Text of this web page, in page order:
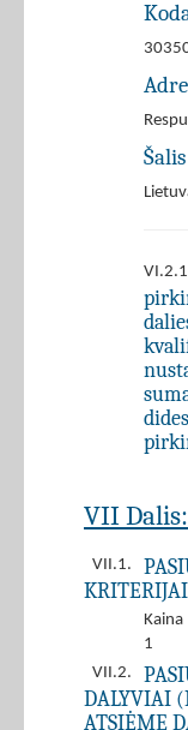
Šalis
VII
VII.1.
Kaina
1
VII.2.
DALYVIAI
ATSIĖMĘ